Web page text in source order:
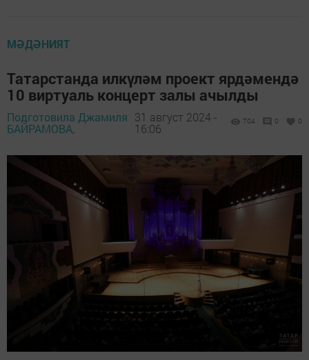
МӘДӘНИЯТ
Татарстанда илкүләм проект ярдәмендә
10 виртуаль концерт залы ачылды
Подготовила Джамиля
БАЙРАМОВА,
31 август 2024 -
16:06
704 0 0